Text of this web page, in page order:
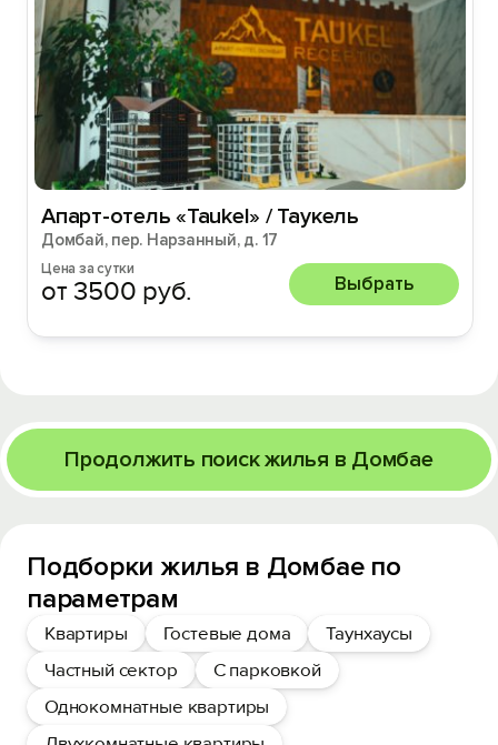
Апарт-отель «Taukel» / Таукель
Домбай, пер. Нарзанный, д. 17
Цена за сутки
от 3500 руб. Выбрать
Продолжить поиск жилья в Домбае
Подборки жилья в Домбае по
параметрам
Квартиры Гостевые дома
Таунхаусы
Частный сектор
С парковкой
Однокомнатные квартиры